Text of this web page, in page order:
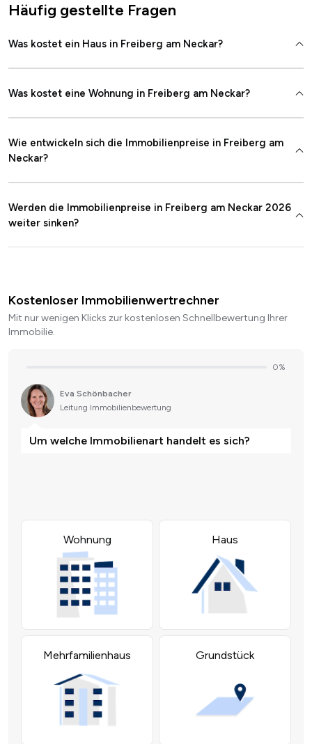
Häufig gestellte Fragen
Was kostet ein Haus in Freiberg am Neckar?
Was kostet eine Wohnung in Freiberg am Neckar?
Wie entwickeln sich die Immobilienpreise in Freiberg am
Neckar?
Werden die Immobilienpreise in Freiberg am Neckar 2026
weiter sinken?
Kostenloser Immobilienwertrechner
Mit nur wenigen Klicks zur kostenlosen Schnellbewertung Ihrer
Immobilie.